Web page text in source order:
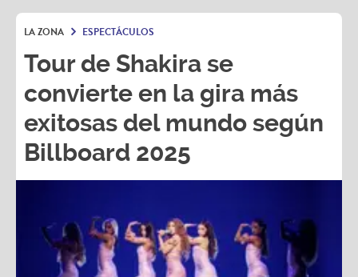
LA ZONA ESPECTÁCULOS
Tour de Shakira se
convierte en la gira más
exitosas del mundo según
Billboard 2025